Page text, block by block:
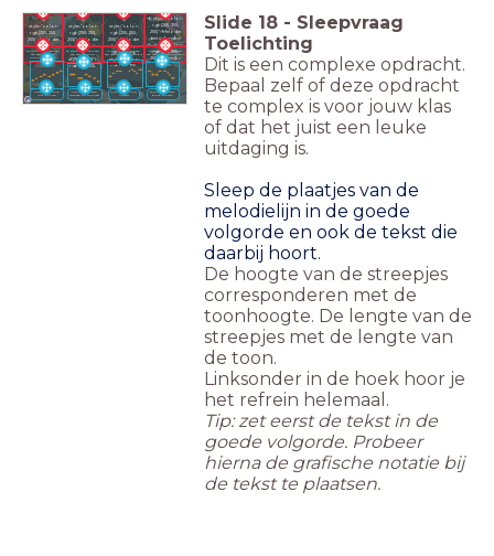
<b
style="color:
rgb(255, 255,
255)">Melodie
deel 1</b>
<b
style="color:
rgb(255, 255,
255)">Melodie
deel 2</b><div>
<b
style="color:
rgb(255, 255,
</div>
<b
style="color:
rgb(255, 255,
255)">Melodie
deel 3&nbsp;
</b><div><b
style="color:
rgb(255, 255,
255)"><br></b>
<b style="color:
rgb(255, 255,
255)">Melodie
deel 4</b><div>
<b style="color:
rgb(255, 255,
255)"><br></b>
</div>
<b style="color: rgb(255,
255, 255)">Tekst bij
melodie deel 1</b>
<b style="color: rgb(255,
255, 255)">Tekst bij
melodie deel 2</b>
<b style="color: rgb(255,
255, 255)">Tekst bij melodie
deel 3</b>
<b style="color: rgb(255,
255, 255)">Tekst bij melodie
deel 4</b>
Zoef, Boem, Knal,
Knetter
Fanny is de beste,
we gaan op tournee!
Zwaai, draai, zing
met me mee
Bubbels, glitters,
goud confetti
Slide 18 - Sleepvraag
Toelichting
Dit is een complexe opdracht.
Bepaal zelf of deze opdracht
te complex is voor jouw klas
of dat het juist een leuke
uitdaging is.
Sleep de plaatjes van de
melodielijn in de goede
volgorde en ook de tekst die
daarbij hoort.
De hoogte van de streepjes
corresponderen met de
toonhoogte. De lengte van de
streepjes met de lengte van
de toon.
Linksonder in de hoek hoor je
het refrein helemaal.
Tip: zet eerst de tekst in de
goede volgorde. Probeer
hierna de grafische notatie bij
de tekst te plaatsen.